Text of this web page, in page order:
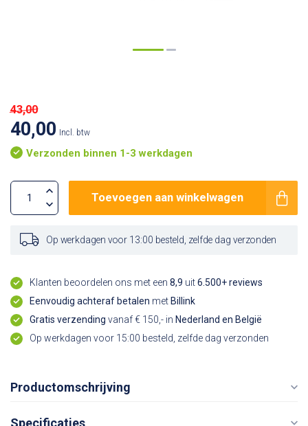
43,00
40,00 Incl. btw
Verzonden binnen 1-3 werkdagen
Toevoegen aan winkelwagen
Op werkdagen voor 13:00 besteld, zelfde dag verzonden
Klanten beoordelen ons met een 8,9 uit6.500+ reviews
Eenvoudig achteraf betalen met Billink
Gratis verzending vanaf € 150,- in Nederland en België
Op werkdagen voor 15:00 besteld, zelfde dag verzonden
Productomschrijving
Specificaties